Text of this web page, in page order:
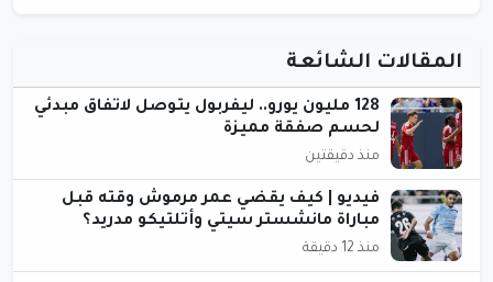
المقالات الشائعة
128 مليون يورو.. ليفربول يتوصل لاتفاق مبدئي
لحسم صفقة مميزة
منذ دقيقتين
فيديو | كيف يقضي عمر مرموش وقته قبل
مباراة مانشستر سيتي وأتلتيكو مدريد؟
منذ 12 دقيقة